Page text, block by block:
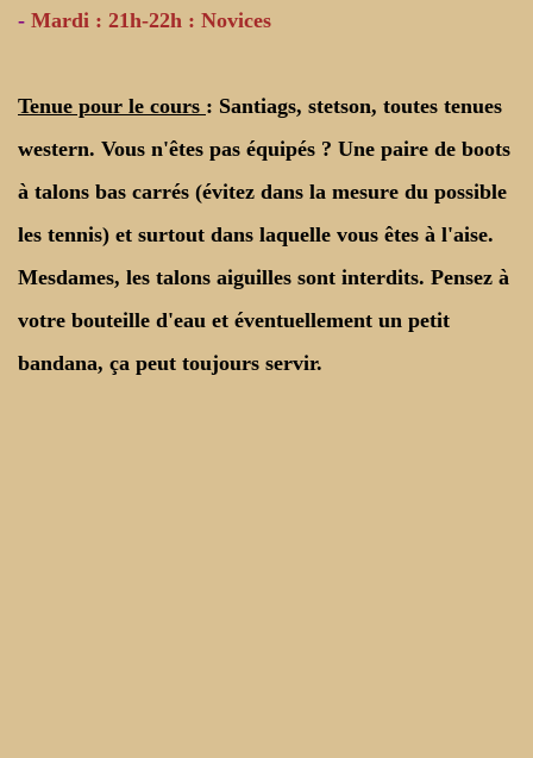
- Mardi : 21h-22h : Novices
Tenue pour le cours : Santiags, stetson, toutes tenues
western. Vous n'êtes pas équipés ? Une paire de boots
à talons bas carrés (évitez dans la mesure du possible
les tennis) et surtout dans laquelle vous êtes à l'aise.
Mesdames, les talons aiguilles sont interdits. Pensez à
votre bouteille d'eau et éventuellement un petit
bandana, ça peut toujours servir.